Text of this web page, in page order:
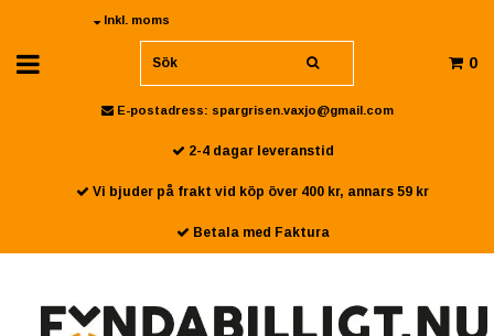
Inkl. moms
0
E-postadress: spargrisen.vaxjo@gmail.com
2-4 dagar leveranstid
Vi bjuder på frakt vid köp över 400 kr, annars 59 kr
Betala med Faktura